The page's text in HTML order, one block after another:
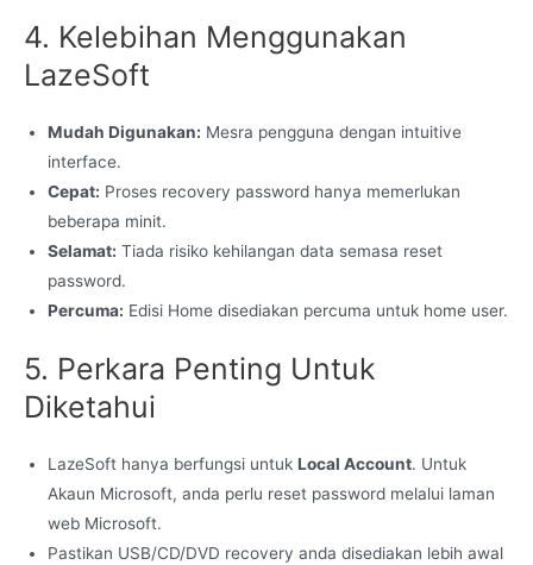
4. Kelebihan Menggunakan
LazeSoft
Mudah Digunakan: Mesra pengguna dengan intuitive
interface.
Cepat: Proses recovery password hanya memerlukan
beberapa minit.
Selamat: Tiada risiko kehilangan data semasa reset
password.
Percuma: Edisi Home disediakan percuma untuk home user.
5. Perkara Penting Untuk
Diketahui
LazeSoft hanya berfungsi untuk Local Account. Untuk
Akaun Microsoft, anda perlu reset password melalui laman
web Microsoft.
Pastikan USB/CD/DVD recovery anda disediakan lebih awal